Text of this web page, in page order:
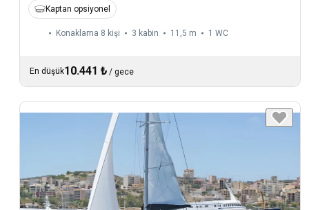
Kaptan opsiyonel
Konaklama 8 kişi 3 kabin 11,5 m 1 WC
En düşük10.441 ₺ / gece